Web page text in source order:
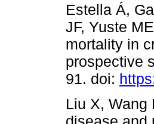
Estella Á,
JF, Yuste
mortality in
prospective
91. doi:
Liu X, Wang